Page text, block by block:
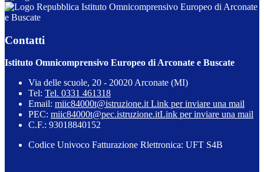
Istituto Omnicomprensivo Europeo di Arconate
e Buscate
Contatti
Istituto Omnicomprensivo Europeo di Arconate e Buscate
Via delle scuole, 20 - 20020 Arconate (MI)
Tel: Tel. 0331 461318
Email: miic84000t@istruzione.itLink per inviare una mail
PEC: miic84000t@pec.istruzione.itLink per inviare una mail
C.F.: 93018840152
Codice Univoco Fatturazione Rlettronica: UFT S4B